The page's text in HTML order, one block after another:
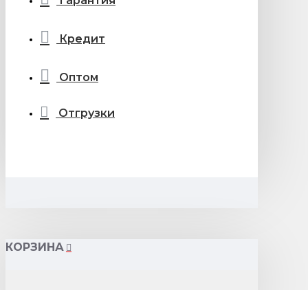
Кредит
Оптом
Отгрузки
КОРЗИНА